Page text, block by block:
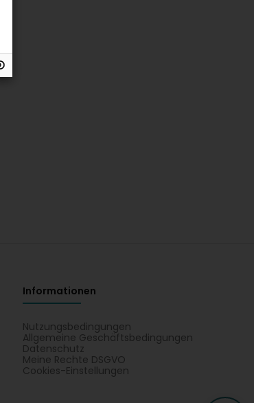
Informationen
Nutzungsbedingungen
Allgemeine Geschäftsbedingungen
Datenschutz
Meine Rechte DSGVO
Cookies-Einstellungen